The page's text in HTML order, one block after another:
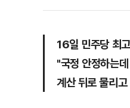
16일 민주당 최
"국정 안정하는
계산 뒤로 물리